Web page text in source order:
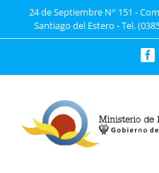
24 de Septiembre N° 151 -
Santiago del Estero - Tel.